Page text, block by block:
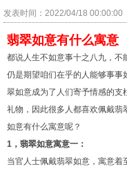
发表时间：2022/04/18 00:00:00
翡翠如意有什么寓意
都说人生不如意事十之八九，不
仍是期望咱们在乎的人能够事事
翠如意成为了人们寄予情感的支
礼物，因此很多人都喜欢佩戴翡
如意有什么寓意呢？
1，翡翠如意寓意一：
当官人士佩戴翡翠如意，寓意